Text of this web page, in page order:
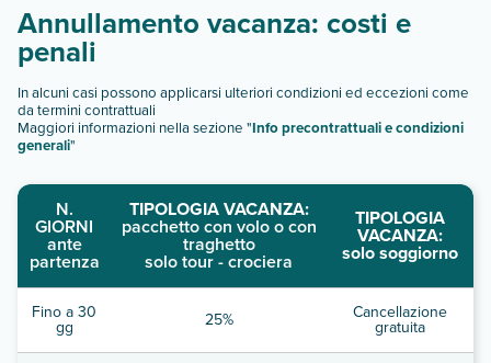
Annullamento vacanza: costi e
penali
In alcuni casi possono applicarsi ulteriori condizioni ed eccezioni come
da termini contrattuali
Maggiori informazioni nella sezione "Info precontrattuali e condizioni
generali"
N.
GIORNI
ante
partenza
TIPOLOGIA VACANZA:
pacchetto con volo o con
traghetto
solo tour - crociera
TIPOLOGIA
VACANZA:
solo soggiorno
Fino a 30
gg 25% Cancellazione
gratuita